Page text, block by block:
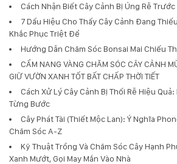
Cách Nhận Biết Cây Cảnh Bị Úng Rễ Trước
7 Dấu Hiệu Cho Thấy Cây Cảnh Đang
Khắc Phục Triệt Để
Hướng Dẫn Chăm Sóc Bonsai Mai Chiếu
CẨM NANG VÀNG CHĂM SÓC CÂY CẢNH
GIỮ VƯỜN XANH TỐT BẤT CHẤP THỜI TIẾT
Cách Xử Lý Cây Cảnh Bị Thối Rễ Hiệu
Từng Bước
Cây Phát Tài (Thiết Mộc Lan): Ý Nghĩa
Chăm Sóc A-Z
Kỹ Thuật Trồng Và Chăm Sóc Cây Hạnh
Xanh Mướt, Gọi May Mắn Vào Nhà